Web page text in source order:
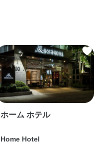
ホーム ホテル
Home Hotel